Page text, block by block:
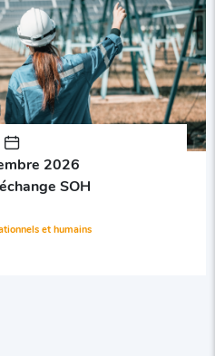
2026
SOH
et humains